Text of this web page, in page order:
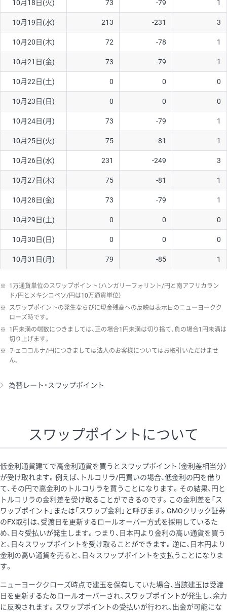
10月18日(火) 73 -79 1
10月19日(水) 213 -231 3
10月20日(木) 72 -78 1
10月21日(金) 73 -79 1
10月22日(土) 0 0 0
10月23日(日) 0 0 0
10月24日(月) 73 -79 1
10月25日(火) 75 -81 1
10月26日(水) 231 -249 3
10月27日(木) 75 -81 1
10月28日(金) 73 -79 1
10月29日(土) 0 0 0
10月30日(日) 0 0 0
10月31日(月) 79 -85 1
※ 1万通貨単位のスワップポイント（ハンガリーフォリント/円と南アフリカラン
ド/円とメキシコペソ/円は10万通貨単位）
※ スワップポイントの発生ならびに現金残高への反映は表示日のニューヨークク
ローズ時です。
※ 1円未満の端数につきましては、正の場合1円未満は切り捨て、負の場合1円未満は
切り上げます。
※ チェココルナ/円につきましては法人のお客様についてはお取引いただけませ
ん。
為替レート・スワップポイント
スワップポイントについて
低金利通貨建てで高金利通貨を買うとスワップポイント（金利差相当分）
が受け取れます。例えば、トルコリラ/円買いの場合、低金利の円を借り
て、その円で高金利のトルコリラを買うことになります。その結果、円と
トルコリラの金利差を受け取ることができるのです。この金利差を「ス
ワップポイント」または「スワップ金利」と呼びます。GMOクリック証券
のFX取引は、受渡日を更新するロールオーバー方式を採用しているた
め、日々受払いが発生します。つまり、日本円より金利の高い通貨を買う
と、日々スワップポイントを受け取ることができます。逆に、日本円より
金利の高い通貨を売ると、日々スワップポイントを支払うことになりま
す。
ニューヨーククローズ時点で建玉を保有していた場合、当該建玉は受渡
日を更新するためロールオーバーされ、スワップポイントが発生し、余力
に反映されます。スワップポイントの受払いが行われ、出金が可能にな